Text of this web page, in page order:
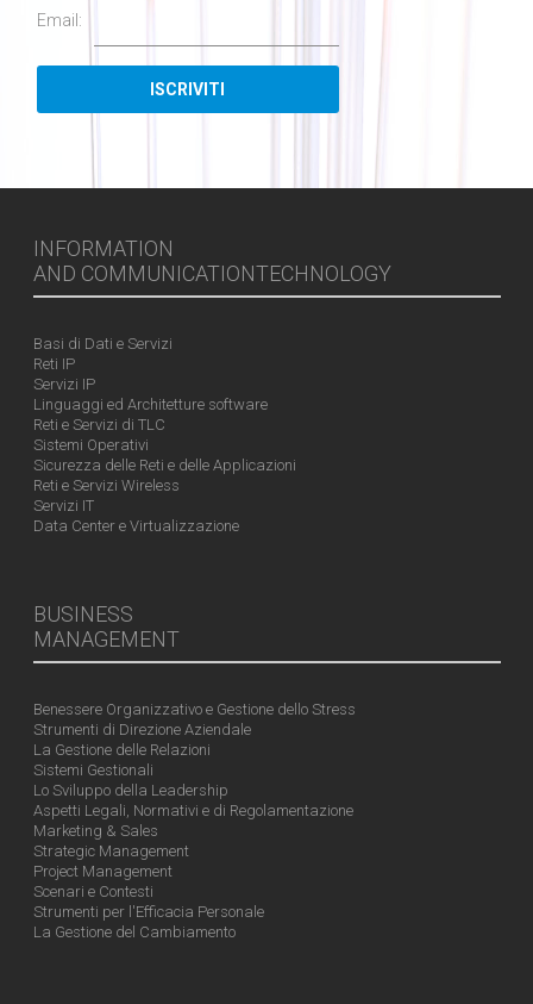
Email:
INFORMATION
AND COMMUNICATIONTECHNOLOGY
Basi di Dati e Servizi
Reti IP
Servizi IP
Linguaggi ed Architetture software
Reti e Servizi di TLC
Sistemi Operativi
Sicurezza delle Reti e delle Applicazioni
Reti e Servizi Wireless
Servizi IT
Data Center e Virtualizzazione
BUSINESS
MANAGEMENT
Benessere Organizzativo e Gestione dello Stress
Strumenti di Direzione Aziendale
La Gestione delle Relazioni
Sistemi Gestionali
Lo Sviluppo della Leadership
Aspetti Legali, Normativi e di Regolamentazione
Marketing & Sales
Strategic Management
Project Management
Scenari e Contesti
Strumenti per l'Efficacia Personale
La Gestione del Cambiamento